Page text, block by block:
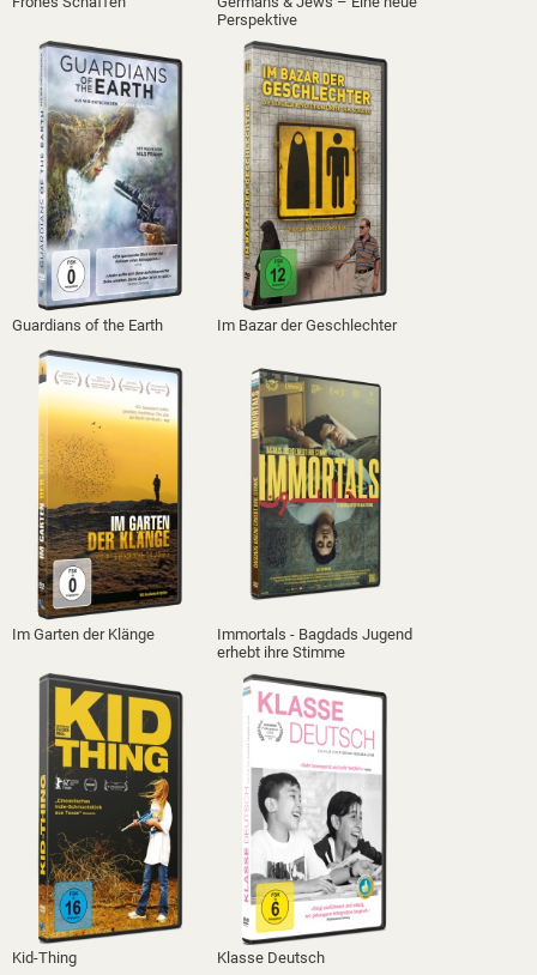
Perspektive
Guardians of the Earth Im Bazar der Geschlechter
Im Garten der Klänge
Immortals - Bagdads Jugend
erhebt ihre Stimme
Kid-Thing Klasse Deutsch